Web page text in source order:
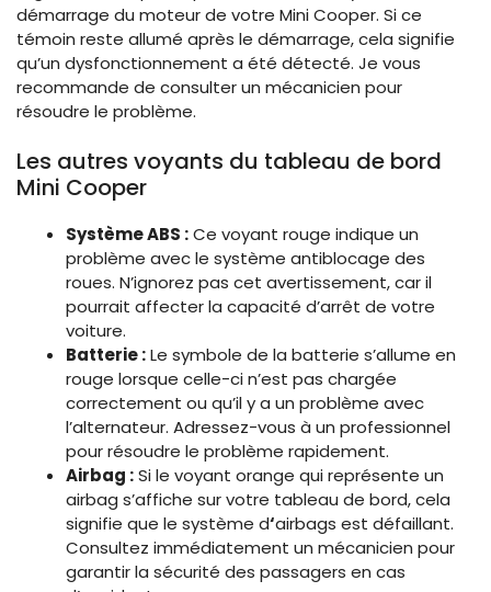
démarrage du moteur de votre Mini Cooper. Si ce
témoin reste allumé après le démarrage, cela signifie
qu’un dysfonctionnement a été détecté. Je vous
recommande de consulter un mécanicien pour
résoudre le problème.
Les autres voyants du tableau de bord
Mini Cooper
Système ABS :Ce voyant rouge indique un
problème avec le système antiblocage des
roues. N’ignorez pas cet avertissement, car il
pourrait affecter la capacité d’arrêt de votre
voiture.
Batterie :Le symbole de la batterie s’allume en
rouge lorsque celle-ci n’est pas chargée
correctement ou qu’il y a un problème avec
l’alternateur. Adressez-vous à un professionnel
pour résoudre le problème rapidement.
Airbag :Si le voyant orange qui représente un
airbag s’affiche sur votre tableau de bord, cela
signifie que le système d‘airbags est défaillant.
Consultez immédiatement un mécanicien pour
garantir la sécurité des passagers en cas